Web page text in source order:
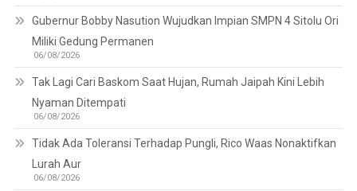
Gubernur Bobby Nasution Wujudkan Impian SMPN 4 Sitolu Ori
Miliki Gedung Permanen
06/08/2026
Tak Lagi Cari Baskom Saat Hujan, Rumah Jaipah Kini Lebih
Nyaman Ditempati
06/08/2026
Tidak Ada Toleransi Terhadap Pungli, Rico Waas Nonaktifkan
Lurah Aur
06/08/2026